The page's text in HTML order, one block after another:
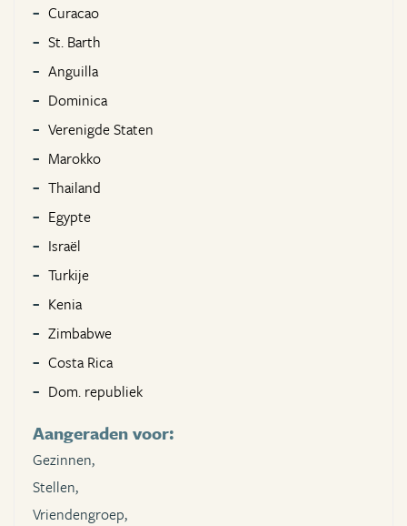
Curacao
St. Barth
Anguilla
Dominica
Verenigde Staten
Marokko
Thailand
Egypte
Israël
Turkije
Kenia
Zimbabwe
Costa Rica
Dom. republiek
Aangeraden voor:
Gezinnen,
Stellen,
Vriendengroep,